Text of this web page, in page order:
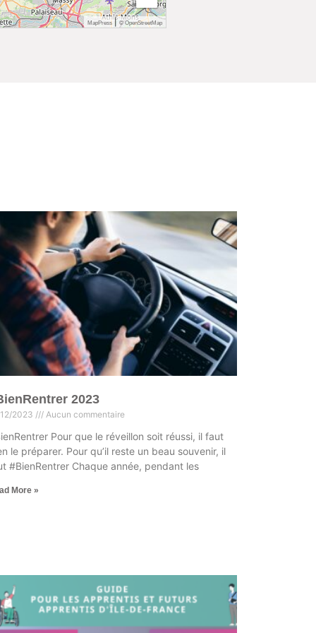
MapPress|© OpenStreetMap
2023
2023 Aucun commentaire
Pour que le réveillon soit réussi, il faut
le préparer. Pour qu’il reste un beau souvenir, il
#BienRentrer Chaque année, pendant les
More »